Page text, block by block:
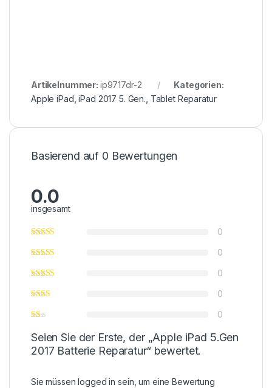
Artikelnummer: ip9717dr-2
Kategorien:
Apple iPad ,iPad 2017 5. Gen. Tablet Reparatur
Basierend auf 0 Bewertungen
0.0
insgesamt
0
0
0
0
0
Seien Sie der Erste, der „Apple iPad 5.Gen
2017 Batterie Reparatur“ bewertet.
Sie müssenlogged in sein, um eine Bewertung